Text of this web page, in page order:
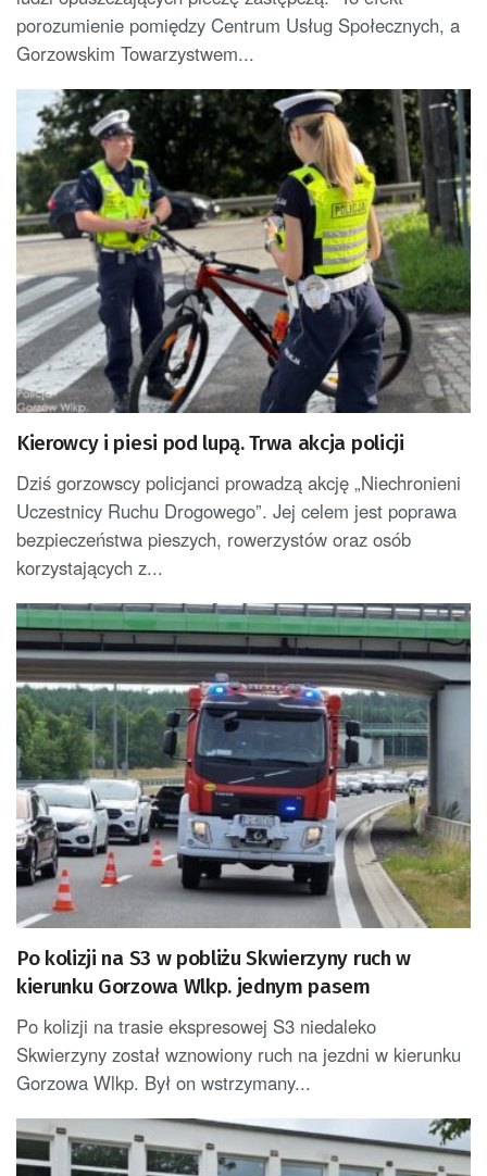
porozumienie pomiędzy Centrum Usług Społecznych, a
Gorzowskim Towarzystwem...
Kierowcy i piesi pod lupą. Trwa akcja policji
Dziś gorzowscy policjanci prowadzą akcję „Niechronieni
Uczestnicy Ruchu Drogowego”. Jej celem jest poprawa
bezpieczeństwa pieszych, rowerzystów oraz osób
korzystających z...
Po kolizji na S3 w pobliżu Skwierzyny ruch w
kierunku Gorzowa Wlkp. jednym pasem
Po kolizji na trasie ekspresowej S3 niedaleko
Skwierzyny został wznowiony ruch na jezdni w kierunku
Gorzowa Wlkp. Był on wstrzymany...